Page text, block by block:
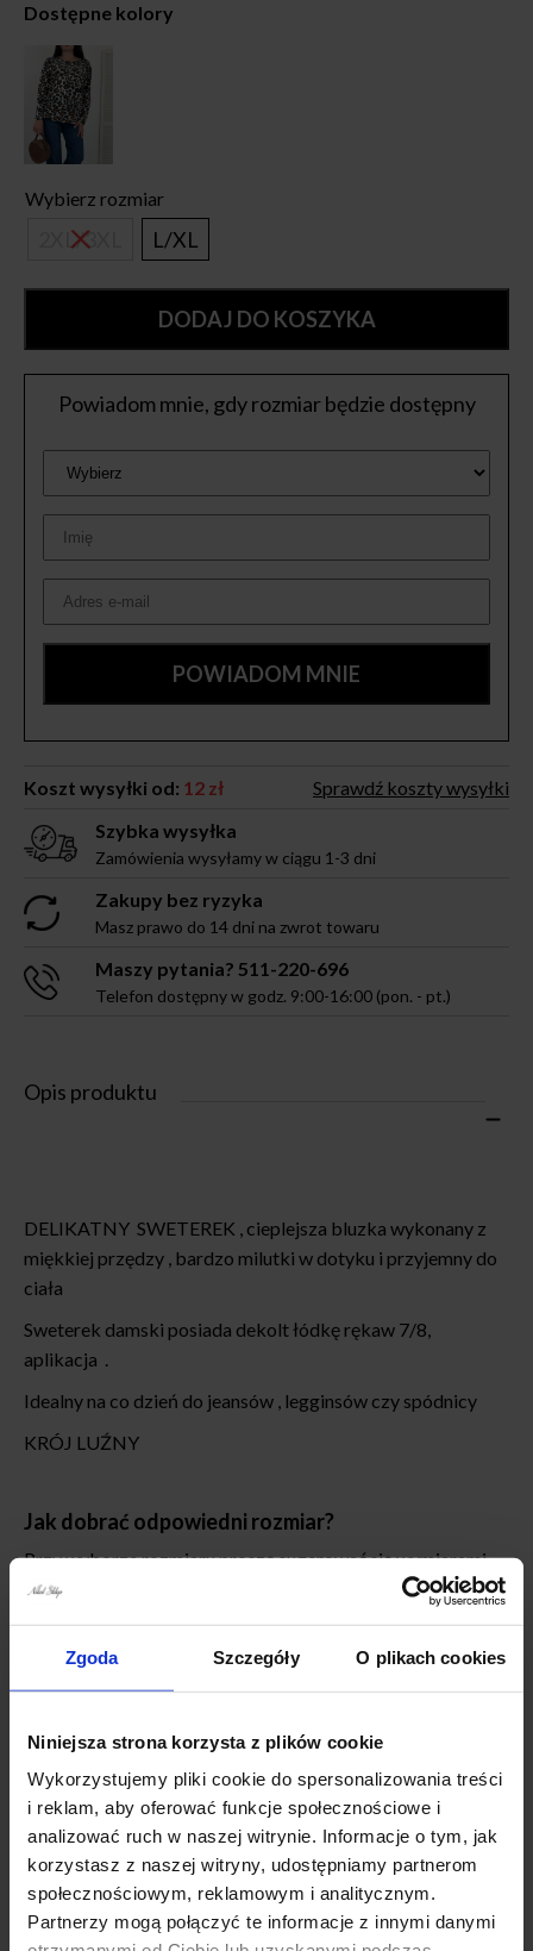
Zgoda Szczegóły O plikach cookies
Niniejsza strona korzysta z plików cookie
Wykorzystujemy pliki cookie do spersonalizowania treści
i reklam, aby oferować funkcje społecznościowe i
analizować ruch w naszej witrynie. Informacje o tym, jak
korzystasz z naszej witryny, udostępniamy partnerom
społecznościowym, reklamowym i analitycznym.
Partnerzy mogą połączyć te informacje z innymi danymi
Dostępne kolory
Wybierz rozmiar
2XL/3XL L/XL
DODAJ DO KOSZYKA
Powiadom mnie, gdy rozmiar będzie dostępny
Koszt wysyłki od: 12 zł
Sprawdź koszty wysyłki
Szybka wysyłka
Zamówienia wysyłamy w ciągu 1-3 dni
Zakupy bez ryzyka
Masz prawo do 14 dni na zwrot towaru
Maszy pytania? 511-220-696
Telefon dostępny w godz. 9:00-16:00 (pon. - pt.)
Opis produktu
DELIKATNY SWETEREK , cieplejsza bluzka wykonany z
miękkiej przędzy , bardzo milutki w dotyku i przyjemny do
ciała
Sweterek damski posiada dekolt łódkę rękaw 7/8,
aplikacja .
Idealny na co dzień do jeansów , legginsów czy spódnicy
KRÓJ LUŹNY
Jak dobrać odpowiedni rozmiar?
Przy wyborze rozmiaru proszę sugerować się wymiarami
podanymi poniższej. Produkty mierzone są na płasko bez
wymiary z tabeli do ubrań, które Państwo posiadają.
SWETER ELASTYCZNY
WYMIARY L/XL :
szerokość pod pachami :54-56 cm x 2
długość całkowita : 60 cm
szerokość na dole:52 cm x 2